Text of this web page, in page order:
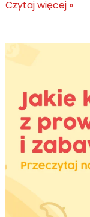
Praca
sezonowe
źródło
dochodu.
Czytaj więcej »